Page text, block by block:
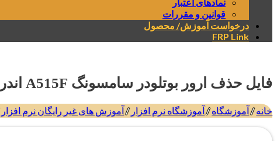
قوانین و مقررات
درخواست آموزش/ محصول
FRP Link
فایل حذف ارور بوتلودر سامسونگ A515F اندروید 11 بعد از روت و آنلاک بوتلودر
خانه /آموزشگاه /آموزشگاه نرم افزار /آموزش های غیر رایگان نرم افزار